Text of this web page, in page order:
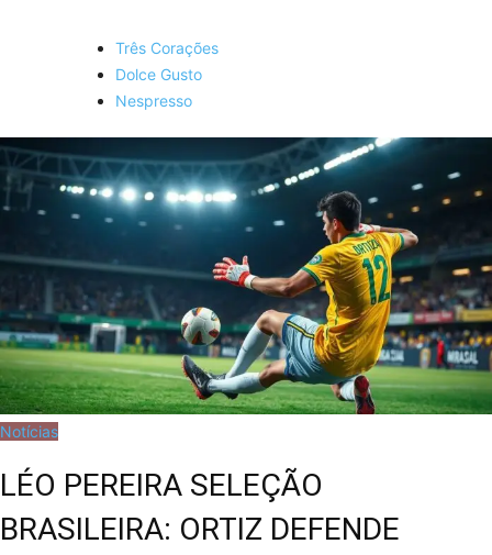
Três Corações
Dolce Gusto
Nespresso
Notícias
LÉO PEREIRA SELEÇÃO
BRASILEIRA: ORTIZ DEFENDE